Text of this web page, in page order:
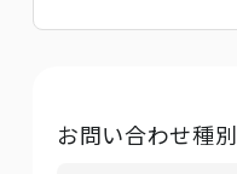
お問い合わせ種別